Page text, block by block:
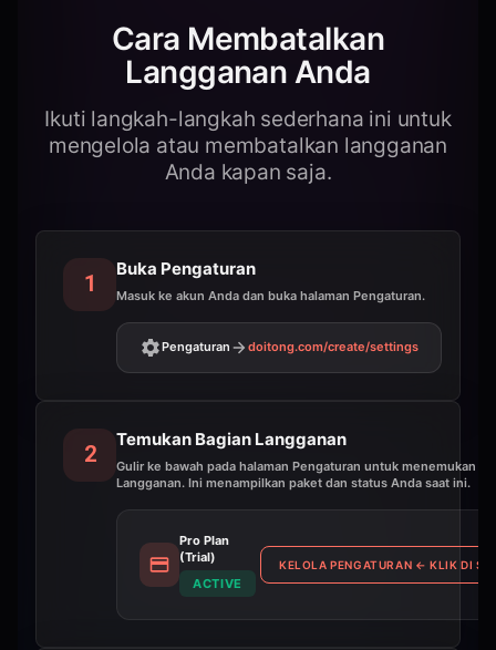
Cara Membatalkan
Langganan Anda
Ikuti langkah-langkah sederhana ini untuk
mengelola atau membatalkan langganan
Anda kapan saja.
1
Buka Pengaturan
Masuk ke akun Anda dan buka halaman Pengaturan.
Pengaturan doitong.com/create/settings
2
Temukan Bagian Langganan
Gulir ke bawah pada halaman Pengaturan untuk menemukan
Langganan. Ini menampilkan paket dan status Anda saat ini.
Pro Plan
(Trial)
ACTIVE
KELOLA PENGATURAN ← KLIK DI